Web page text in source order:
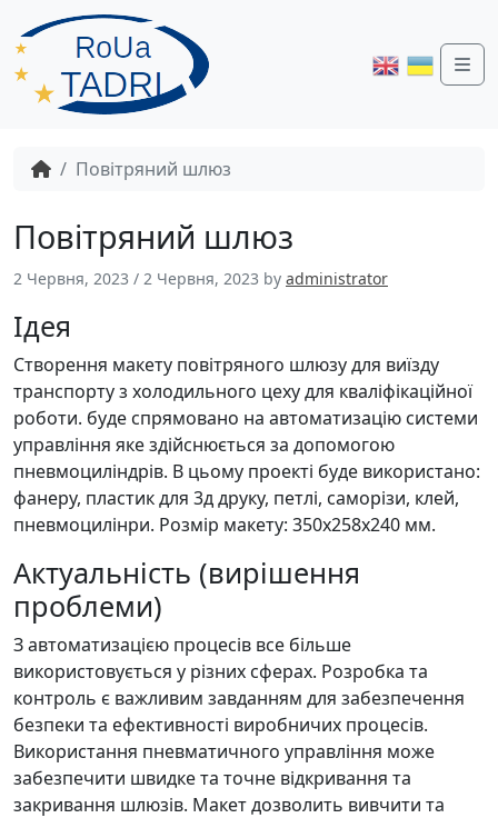
Повітряний шлюз
Повітряний шлюз
2 Червня, 2023 / 2 Червня, 2023 by administrator
Ідея
Створення макету повітряного шлюзу для виїзду
транспорту з холодильного цеху для кваліфікаційної
роботи. буде спрямовано на автоматизацію системи
управління яке здійснюється за допомогою
пневмоциліндрів. В цьому проекті буде використано:
фанеру, пластик для 3д друку, петлі, саморізи, клей,
пневмоцилінри. Розмір макету: 350х258х240 мм.
Актуальність (вирішення
проблеми)
З автоматизацією процесів все більше
використовується у різних сферах. Розробка та
контроль є важливим завданням для забезпечення
безпеки та ефективності виробничих процесів.
Використання пневматичного управління може
забезпечити швидке та точне відкривання та
закривання шлюзів. Макет дозволить вивчити та